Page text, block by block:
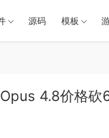
源码 模板
4.8价格